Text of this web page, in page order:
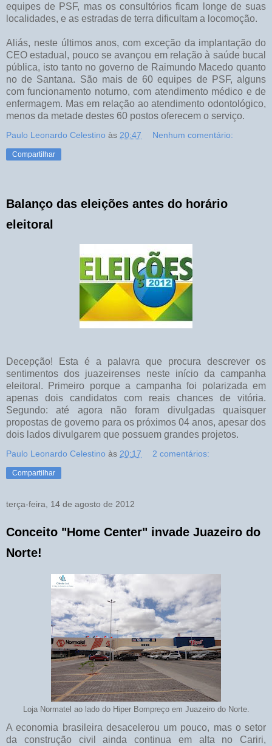
equipes de PSF, mas os consultórios ficam longe de suas
localidades, e as estradas de terra dificultam a locomoção.
Aliás, neste últimos anos, com exceção da implantação do
CEO estadual, pouco se avançou em relação à saúde bucal
pública, isto tanto no governo de Raimundo Macedo quanto
no de Santana. São mais de 60 equipes de PSF, alguns
com funcionamento noturno, com atendimento médico e de
enfermagem. Mas em relação ao atendimento odontológico,
menos da metade destes 60 postos oferecem o serviço.
Paulo Leonardo Celestino às 20:47 Nenhum comentário:
Compartilhar
Balanço das eleições antes do horário
eleitoral
Decepção! Esta é a palavra que procura descrever os
sentimentos dos juazeirenses neste início da campanha
eleitoral. Primeiro porque a campanha foi polarizada em
apenas dois candidatos com reais chances de vitória.
Segundo: até agora não foram divulgadas quaisquer
propostas de governo para os próximos 04 anos, apesar dos
dois lados divulgarem que possuem grandes projetos.
Paulo Leonardo Celestino às 20:17 2 comentários:
Compartilhar
terça-feira, 14 de agosto de 2012
Conceito "Home Center" invade Juazeiro do
Norte!
Loja Normatel ao lado do Hiper Bompreço em Juazeiro do Norte.
A economia brasileira desacelerou um pouco, mas o setor
da construção civil ainda continua em alta no Cariri,